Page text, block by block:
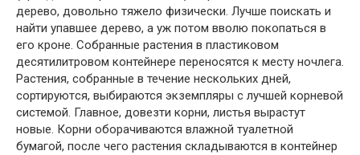
дерево, довольно тяжело физически. Лучше поискать и
найти упавшее дерево, а уж потом вволю покопаться в
его кроне. Собран­ные растения в пластиковом
десятилитровом контейнере переносятся к месту ночлега.
Растения, собранные в течение нескольких дней,
сортируют­ся, выбираются экземпляры с лучшей корневой
системой. Главное, довезти корни, листья вырастут
новые. Корни оборачиваются влажной туалетной
бумагой, после чего растения складываются в контейнер